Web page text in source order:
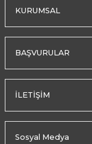
KURUMSAL
BAŞVURULAR
İLETİŞİM
Sosyal Medya